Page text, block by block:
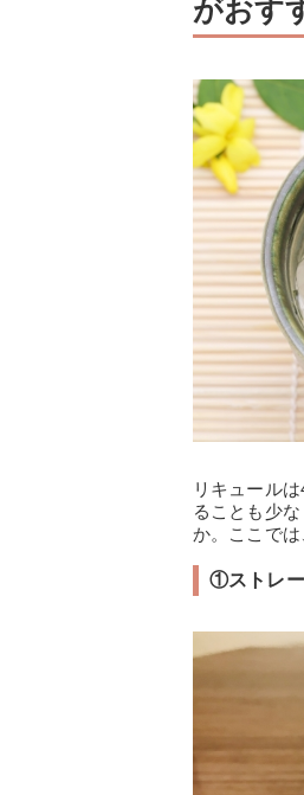
がおす
リキュール
ることも少
か。ここで
①ストレー